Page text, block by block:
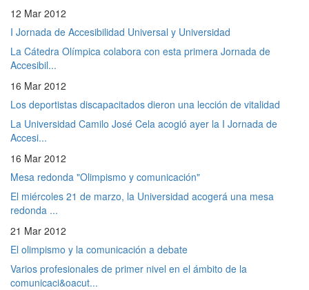
12 Mar 2012
I Jornada de Accesibilidad Universal y Universidad
La Cátedra Olímpica colabora con esta primera Jornada de
Accesibil...
16 Mar 2012
Los deportistas discapacitados dieron una lección de vitalidad
La Universidad Camilo José Cela acogió ayer la I Jornada de
Accesi...
16 Mar 2012
Mesa redonda "Olimpismo y comunicación"
El miércoles 21 de marzo, la Universidad acogerá una mesa
redonda ...
21 Mar 2012
El olimpismo y la comunicación a debate
Varios profesionales de primer nivel en el ámbito de la
comunicaci&oacut...